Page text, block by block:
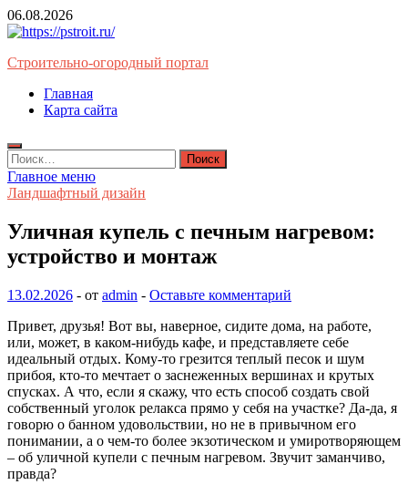
Перейти
к
06.08.2026
Строительно-огородный портал
Главная
Карта сайта
Найти:
Главное меню
Ландшафтный дизайн
Уличная купель с печным нагревом:
устройство и монтаж
13.02.2026 - от admin - Оставьте комментарий
Привет, друзья! Вот вы, наверное, сидите дома, на работе,
или, может, в каком-нибудь кафе, и представляете себе
идеальный отдых. Кому-то грезится теплый песок и шум
прибоя, кто-то мечтает о заснеженных вершинах и крутых
спусках. А что, если я скажу, что есть способ создать свой
собственный уголок релакса прямо у себя на участке? Да-да, я
говорю о банном удовольствии, но не в привычном его
понимании, а о чем-то более экзотическом и умиротворяющем
– об уличной купели с печным нагревом. Звучит заманчиво,
правда?